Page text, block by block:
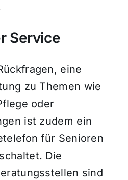
Service
eine
zu Themen wie
oder
ist zudem ein
für Senioren
Die
sind